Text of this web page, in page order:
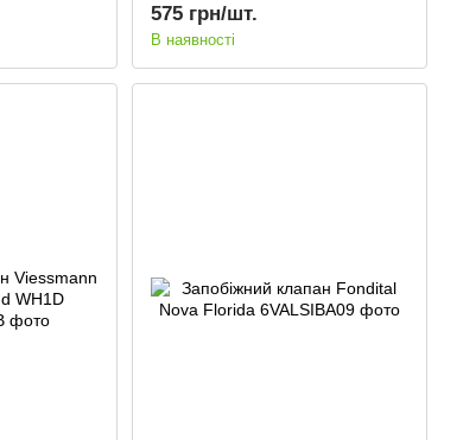
575 грн/шт.
В наявності